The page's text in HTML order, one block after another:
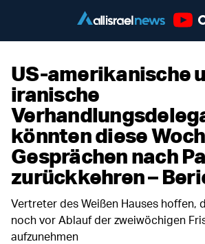
US-amerikanische
iranische
könnten diese
Gesprächen nach
zurückkehren –
Vertreter des Weißen Hauses hoffen,
noch vor Ablauf der zweiwöchigen
aufzunehmen